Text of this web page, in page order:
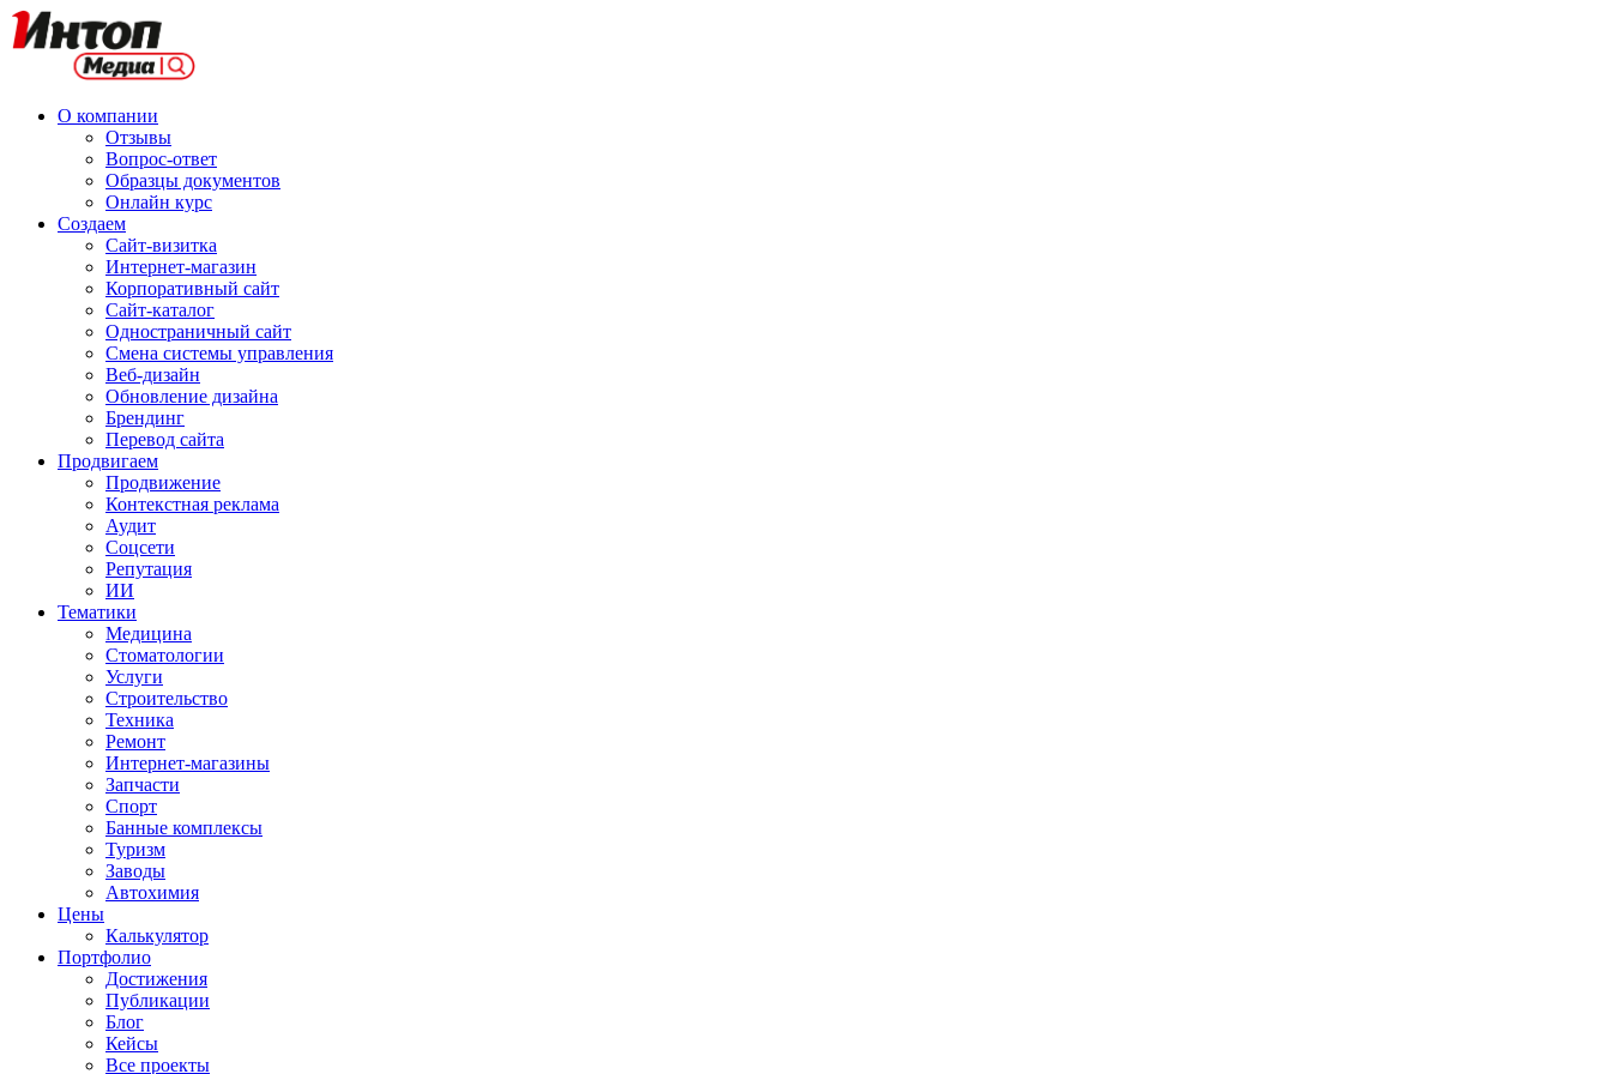
О компании
Отзывы
Вопрос-ответ
Образцы документов
Онлайн курс
Создаем
Сайт-визитка
Интернет-магазин
Корпоративный сайт
Сайт-каталог
Одностраничный сайт
Смена системы управления
Веб-дизайн
Обновление дизайна
Брендинг
Перевод сайта
Продвигаем
Продвижение
Контекстная реклама
Аудит
Соцсети
Репутация
ИИ
Тематики
Медицина
Стоматологии
Услуги
Строительство
Техника
Ремонт
Интернет-магазины
Запчасти
Спорт
Банные комплексы
Туризм
Заводы
Автохимия
Цены
Калькулятор
Портфолио
Достижения
Публикации
Блог
Кейсы
Все проекты